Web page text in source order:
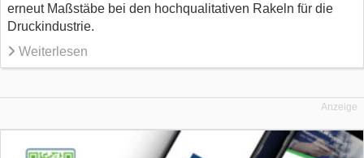
erneut Maßstäbe bei den hochqualitativen Rakeln für die
Druckindustrie.
Weiterlesen
Anzeige